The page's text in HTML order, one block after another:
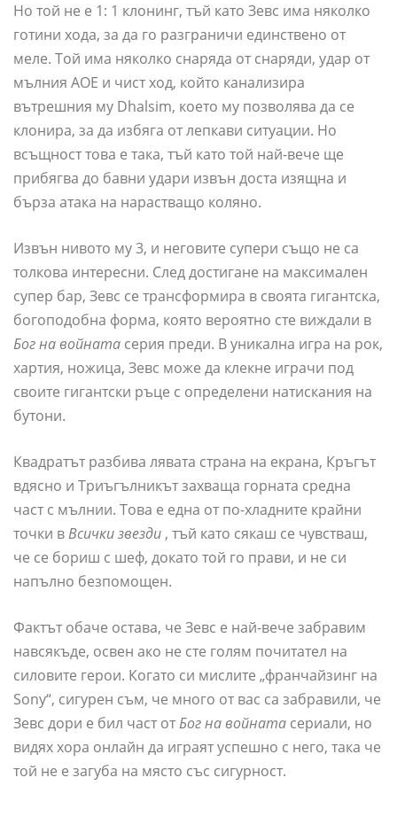
Но той не е 1: 1 клонинг, тъй като Зевс има няколко
готини хода, за да го разграничи единствено от
меле. Той има няколко снаряда от снаряди, удар от
мълния AOE и чист ход, който канализира
вътрешния му Dhalsim, което му позволява да се
клонира, за да избяга от лепкави ситуации. Но
всъщност това е така, тъй като той най-вече ще
прибягва до бавни удари извън доста изящна и
бърза атака на нарастващо коляно.
Извън нивото му 3, и неговите супери също не са
толкова интересни. След достигане на максимален
супер бар, Зевс се трансформира в своята гигантска,
богоподобна форма, която вероятно сте виждали в
Бог на войната серия преди. В уникална игра на рок,
хартия, ножица, Зевс може да клекне играчи под
своите гигантски ръце с определени натискания на
бутони.
Квадратът разбива лявата страна на екрана, Кръгът
вдясно и Триъгълникът захваща горната средна
част с мълнии. Това е една от по-хладните крайни
точки вВсички звезди , тъй като сякаш се чувстваш,
че се бориш с шеф, докато той го прави, и не си
напълно безпомощен.
Фактът обаче остава, че Зевс е най-вече забравим
навсякъде, освен ако не сте голям почитател на
силовите герои. Когато си мислите „франчайзинг на
Sony“, сигурен съм, че много от вас са забравили, че
Зевс дори е бил част отБог на войната сериали, но
видях хора онлайн да играят успешно с него, така че
той не е загуба на място със сигурност.